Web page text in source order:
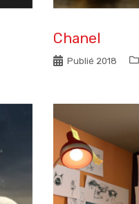
Chanel
Publié 2018